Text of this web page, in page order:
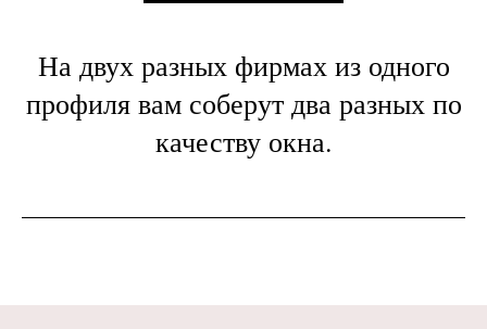
На двух разных фирмах из одного
профиля вам соберут два разных по
качеству окна.